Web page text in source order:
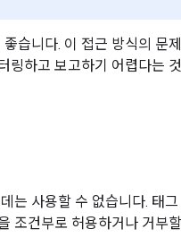
습니다. 이 접근 방식의 문제
링하고 보고하기 어렵다는 것
는 사용할 수 없습니다. 태그
조건부로 허용하거나 거부할